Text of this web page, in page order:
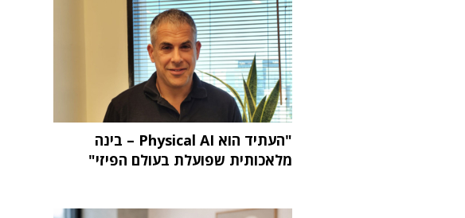
"העתיד הוא Physical AI – בינה
מלאכותית שפועלת בעולם הפיזי"